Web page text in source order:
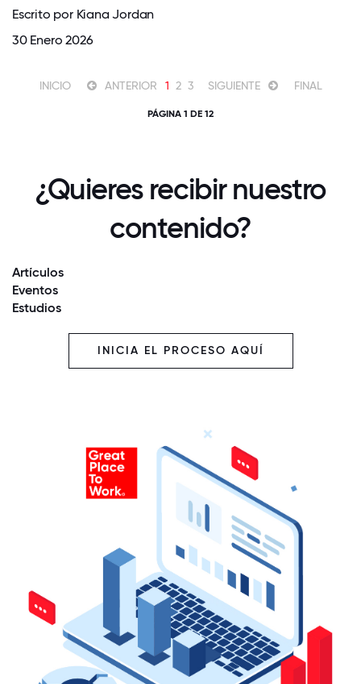
Escrito por Kiana Jordan
30 Enero 2026
INICIO ANTERIOR 1 2 3 SIGUIENTE FINAL
PÁGINA 1 DE 12
¿Quieres recibir nuestro
contenido?
Artículos
Eventos
Estudios
INICIA EL PROCESO AQUÍ